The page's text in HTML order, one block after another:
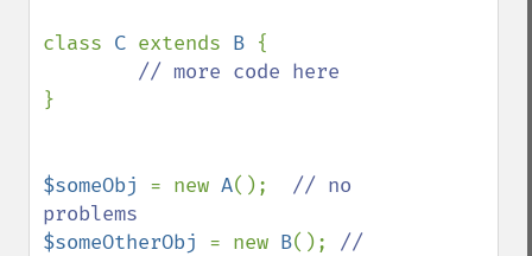
class C extends B {
}
$someObj = new A(); // no
$someOtherObj = new B(); //